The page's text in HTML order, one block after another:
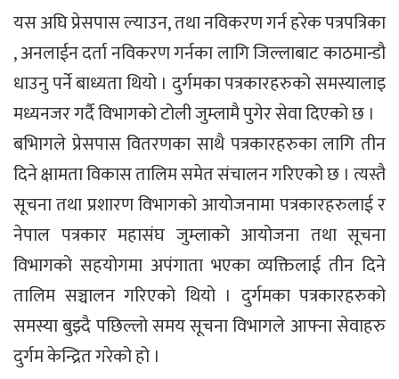
यस अघि प्रेसपास ल्याउन, तथा नविकरण गर्न हरेक पत्रपत्रिका
, अनलाईन दर्ता नविकरण गर्नका लागि जिल्लाबाट काठमान्डौ
धाउनु पर्ने बाध्यता थियो । दुर्गमका पत्रकारहरुको समस्यालाइ
मध्यनजर गर्दै विभागको टोली जुम्लामै पुगेर सेवा दिएको छ ।
बभिागले प्रेसपास वितरणका साथै पत्रकारहरुका लागि तीन
दिने क्षामता विकास तालिम समेत संचालन गरिएको छ । त्यस्तै
सूचना तथा प्रशारण विभागको आयोजनामा पत्रकारहरुलाई र
नेपाल पत्रकार महासंघ जुम्लाको आयोजना तथा सूचना
विभागको सहयोगमा अपंगाता भएका व्यक्तिलाई तीन दिने
तालिम सञ्चालन गरिएको थियो । दुर्गमका पत्रकारहरुको
समस्या बुझ्दै पछिल्लो समय सूचना विभागले आफ्ना सेवाहरु
दुर्गम केन्द्रित गरेको हो ।